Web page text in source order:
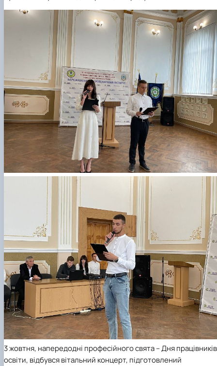
3 жовтня, напередодні професійного свята – Дня працівників
освіти, відбувся вітальний концерт, підготовлений